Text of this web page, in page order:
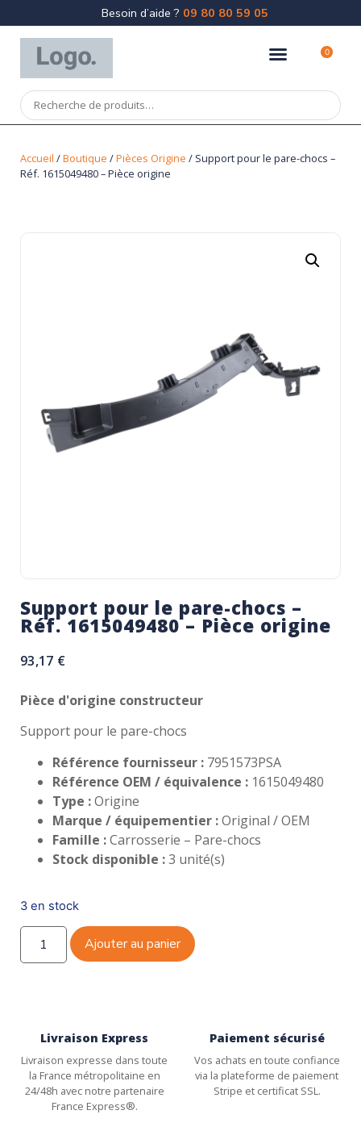
Besoin d’aide ? 09 80 80 59 05
0
Accueil /Boutique /Pièces Origine / Support pour le pare-chocs –
Réf. 1615049480 – Pièce origine
Support pour le pare-chocs –
Réf. 1615049480 – Pièce origine
93,17 €
Pièce d'origine constructeur
Support pour le pare-chocs
Référence fournisseur : 7951573PSA
Référence OEM / équivalence : 1615049480
Type :Origine
Marque / équipementier :Original / OEM
Famille :Carrosserie – Pare-chocs
Stock disponible :3 unité(s)
3 en stock
Ajouter au panier
Livraison Express
Livraison expresse dans toute
la France métropolitaine en
24/48h avec notre partenaire
France Express®.
Paiement sécurisé
Vos achats en toute confiance
via la plateforme de paiement
Stripe et certificat SSL.